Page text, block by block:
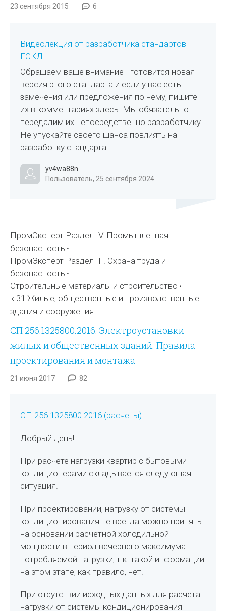
23 сентября 2015 6
Видеолекция от разработчика стандартов
ЕСКД
Обращаем ваше внимание - готовится новая
версия этого стандарта и если у вас есть
замечения или предложения по нему, пишите
их в комментариях здесь. Мы обязательно
передадим их непосредственно разработчику.
Не упускайте своего шанса повлиять на
разработку стандарта!
yv4wa88n
Пользователь, 25 сентября 2024
ПромЭксперт Раздел IV. Промышленная
безопасность
ПромЭксперт Раздел III. Охрана труда и
безопасность
Строительные материалы и строительство
к.31 Жилые, общественные и производственные
здания и сооружения
СП 256.1325800.2016. Электроустановки
жилых и общественных зданий. Правила
проектирования и монтажа
21 июня 2017 82
СП 256.1325800.2016 (расчеты)
Добрый день!
При расчете нагрузки квартир с бытовыми
кондиционерами складывается следующая
ситуация.
При проектировании, нагрузку от системы
кондиционирования не всегда можно принять
на основании расчетной холодильной
мощности в период вечернего максимума
потребляемой нагрузки, т.к. такой информации
на этом этапе, как правило, нет.
При отсутствии исходных данных для расчета
нагрузки от системы кондиционирования